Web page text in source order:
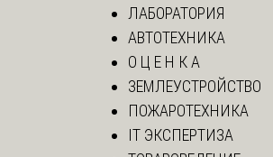
ЛАБОРАТОРИЯ
АВТОТЕХНИКА
О Ц Е Н К А
ЗЕМЛЕУСТРОЙСТВО
ПОЖАРОТЕХНИКА
IT ЭКСПЕРТИЗА